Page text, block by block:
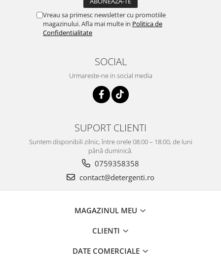
Vreau sa primesc newsletter cu promotiile
magazinului. Afla mai multe in Politica de
Confidentialitate
SOCIAL
Urmareste-ne in social media
SUPORT CLIENTI
Suntem disponibili zilnic, între orele 08:00 – 18:00, de luni
până duminică.
0759358358
contact@detergenti.ro
MAGAZINUL MEU
CLIENTI
DATE COMERCIALE